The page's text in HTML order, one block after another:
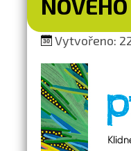
Vytvořeno: